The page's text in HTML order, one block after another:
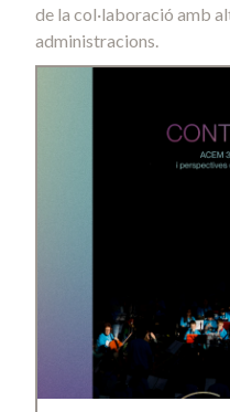
de la col·laboració amb
administracions.